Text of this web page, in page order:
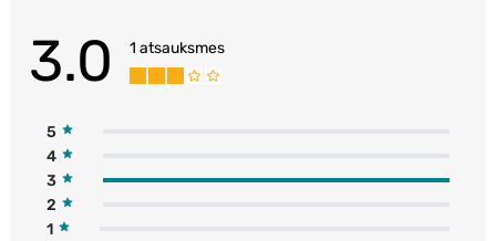
3.0 1 atsauksmes
5
4
3
2
1